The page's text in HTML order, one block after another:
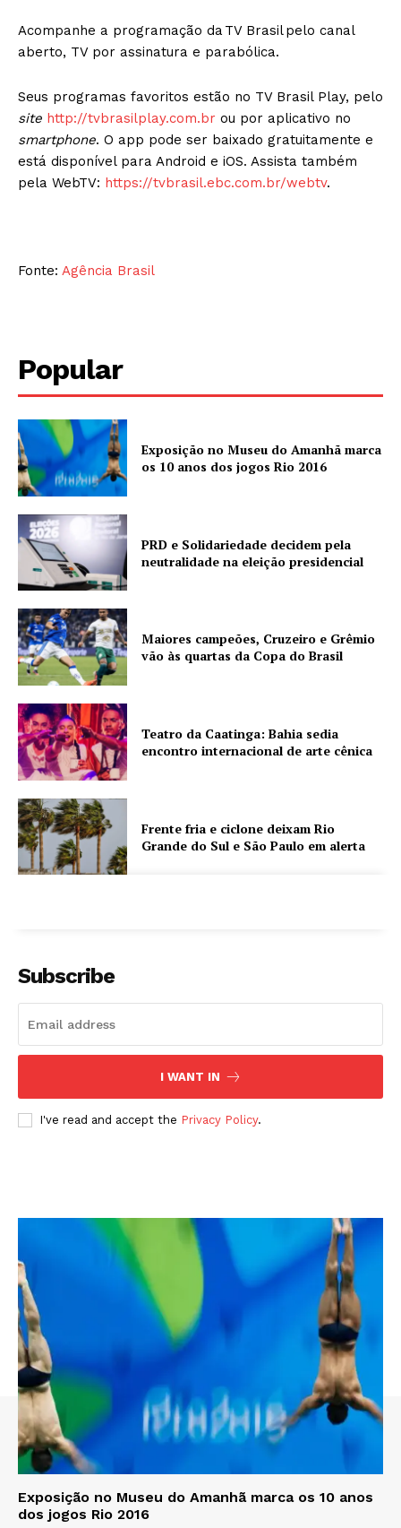
Acompanhe a programação da TV Brasil pelo canal
aberto, TV por assinatura e parabólica.
Seus programas favoritos estão no TV Brasil Play, pelo
site http://tvbrasilplay.com.br ou por aplicativo no
smartphone. O app pode ser baixado gratuitamente e
está disponível para Android e iOS. Assista também
pela WebTV: https://tvbrasil.ebc.com.br/webtv.
Fonte: Agência Brasil
Popular
Exposição no Museu do Amanhã marca
os 10 anos dos jogos Rio 2016
PRD e Solidariedade decidem pela
neutralidade na eleição presidencial
Maiores campeões, Cruzeiro e Grêmio
vão às quartas da Copa do Brasil
Teatro da Caatinga: Bahia sedia
encontro internacional de arte cênica
Frente fria e ciclone deixam Rio
Grande do Sul e São Paulo em alerta
Subscribe
I WANT IN
I've read and accept the Privacy Policy.
Exposição no Museu do Amanhã marca os 10 anos
dos jogos Rio 2016